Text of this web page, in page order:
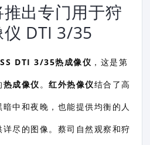
出专门用于狩
DTI 3/35
DTI 3/35热成像仪 ，这是第
热成像仪。红外热像仪结合了高
中和夜晚，也能提供均衡的人
尽的图像。蔡司自然观察和狩